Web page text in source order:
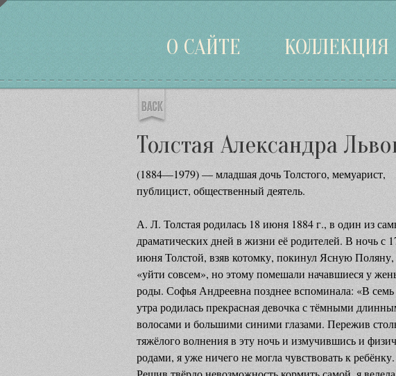
О САЙТЕ КОЛЛЕКЦИЯ
Толстая Александра
(1884—1979) — младшая дочь Толстого, мемуарист,
публицист, общественный деятель.
А. Л. Толстая родилась 18 июня 1884 г., в один из
драматических дней в жизни её родителей. В ночь с
июня Толстой, взяв котомку, покинул Ясную
«уйти совсем», но этому помешали начавшиеся у
роды. Софья Андреевна позднее вспоминала: «В семь
утра родилась прекрасная девочка с тёмными
волосами и большими синими глазами. Пережив
тяжёлого волнения в эту ночь и измучившись и
родами, я уже ничего не могла чувствовать к ребёнку.